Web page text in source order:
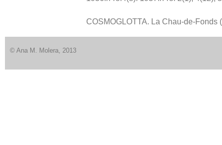
COSMOGLOTTA. La Chau-de-Fonds
© Ana M. Molera, 2013